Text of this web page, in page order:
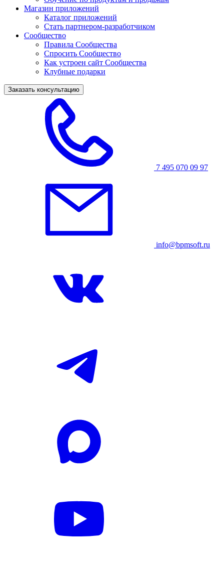
Магазин приложений
Каталог приложений
Стать партнером-разработчиком
Сообщество
Правила Сообщества
Спросить Сообщество
Как устроен сайт Сообщества
Клубные подарки
Заказать консультацию
7 495 070 09 97
info@bpmsoft.ru